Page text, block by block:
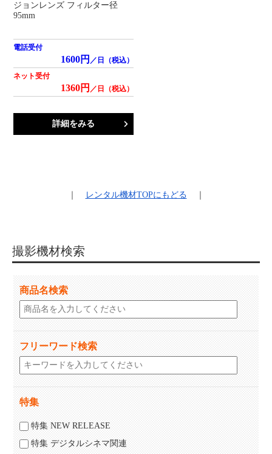
ジョンレンズ フィルター径
95mm
電話受付
1600円 ／日（税込）
ネット受付
1360円 ／日（税込）
詳細をみる
レンタル機材TOPにもどる
撮影機材検索
商品名検索
フリーワード検索
特集
特集 NEW RELEASE
特集 デジタルシネマ関連